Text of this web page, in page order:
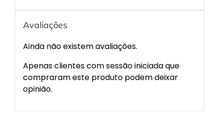
Avaliações
Ainda não existem avaliações.
Apenas clientes com sessão iniciada que
compraram este produto podem deixar
opinião.